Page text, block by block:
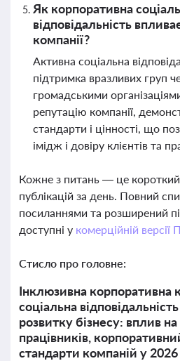
Як корпоративна
відповідальність
компанії?
Активна соціальна
підтримка вразливих груп
громадськими
репутацію компанії,
стандарти і цінності, що
імідж і довіру клієнтів та
Кожне з питань — це короткий
публікацій за день. Повний
посиланнями та розширений
доступні у комерційній
Стисло про головне:
Інклюзивна корпоративна
соціальна
розвитку бізнесу: вплив на
працівників,
стандарти компаній у 2026